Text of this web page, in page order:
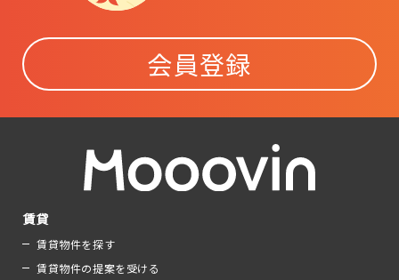
会員登録
賃貸
賃貸物件を探す
賃貸物件の提案を受ける